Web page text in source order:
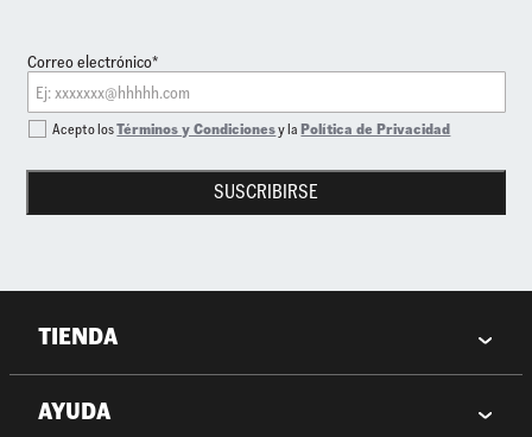
Correo electrónico*
SUSCRIBIRSE
Acepto losTérminos y Condicionesy laPolítica de Privacidad
TIENDA
AYUDA